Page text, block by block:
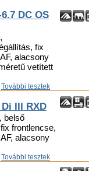
DC OS
fix
alacsony
vetített
További tesztek
III RXD
belső
frontlencse,
alacsony
További tesztek